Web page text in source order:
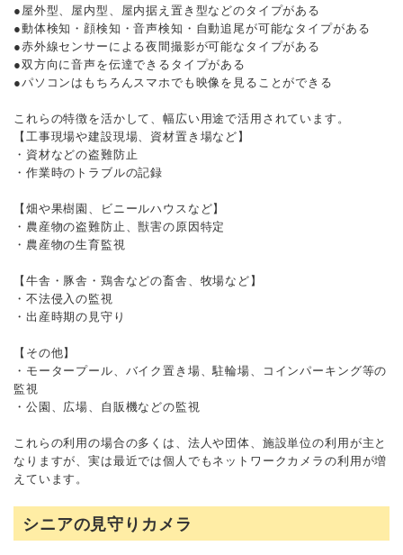
●屋外型、屋内型、屋内据え置き型などのタイプがある
●動体検知・顔検知・音声検知・自動追尾が可能なタイプがある
●赤外線センサーによる夜間撮影が可能なタイプがある
●双方向に音声を伝達できるタイプがある
●パソコンはもちろんスマホでも映像を見ることができる
これらの特徴を活かして、幅広い用途で活用されています。
【工事現場や建設現場、資材置き場など】
・資材などの盗難防止
・作業時のトラブルの記録
【畑や果樹園、ビニールハウスなど】
・農産物の盗難防止、獣害の原因特定
・農産物の生育監視
【牛舎・豚舎・鶏舎などの畜舎、牧場など】
・不法侵入の監視
・出産時期の見守り
【その他】
・モータープール、バイク置き場、駐輪場、コインパーキング等の
監視
・公園、広場、自販機などの監視
これらの利用の場合の多くは、法人や団体、施設単位の利用が主と
なりますが、実は最近では個人でもネットワークカメラの利用が増
えています。
シニアの見守りカメラ